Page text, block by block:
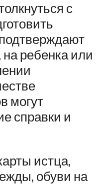
с
на ребенка или
могут
справки и
истца,
обуви на